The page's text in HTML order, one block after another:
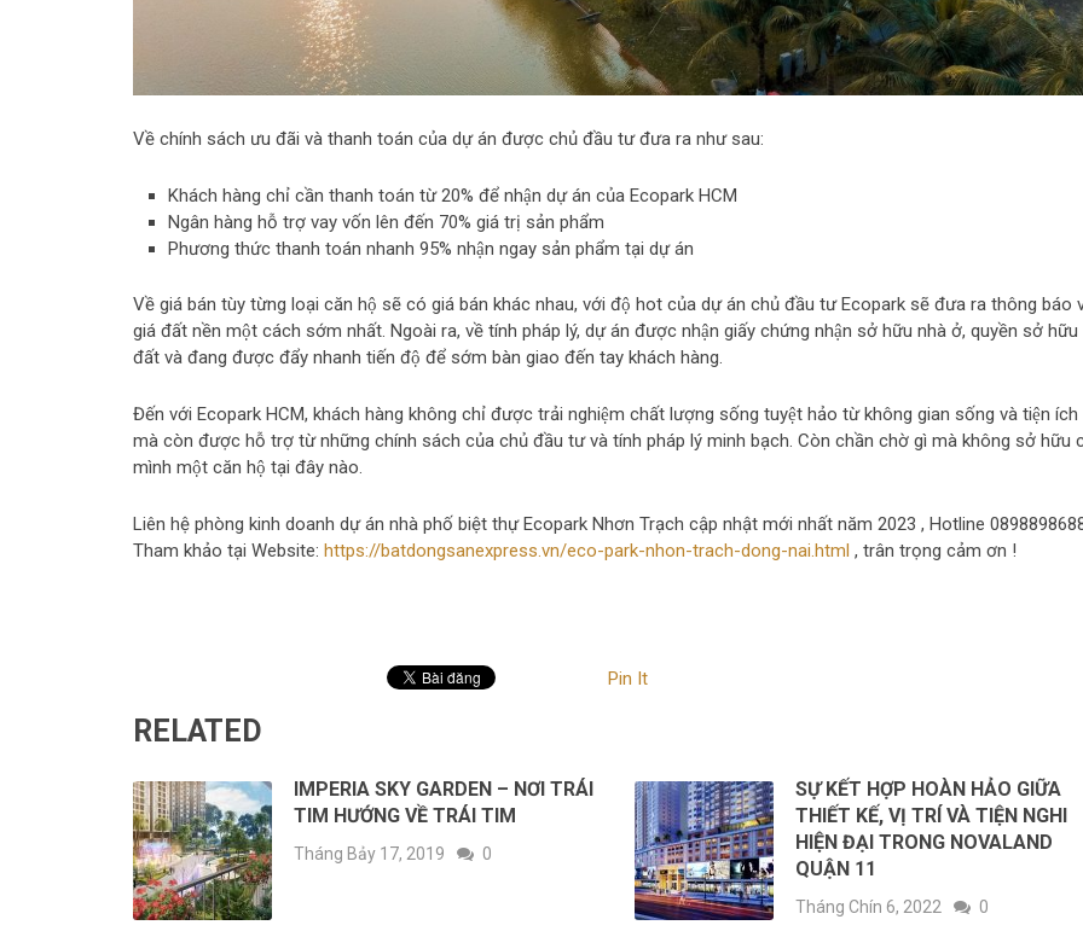
Về chính sách ưu đãi và thanh toán của dự án được chủ đầu tư đưa ra như sau:
Khách hàng chỉ cần thanh toán từ 20% để nhận dự án của Ecopark HCM
Ngân hàng hỗ trợ vay vốn lên đến 70% giá trị sản phẩm
Phương thức thanh toán nhanh 95% nhận ngay sản phẩm tại dự án
Về giá bán tùy từng loại căn hộ sẽ có giá bán khác nhau, với độ hot của dự án chủ đầu tư Ecopark sẽ đưa ra thông báo
giá đất nền một cách sớm nhất. Ngoài ra, về tính pháp lý, dự án được nhận giấy chứng nhận sở hữu nhà ở, quyền sở hữu
đất và đang được đẩy nhanh tiến độ để sớm bàn giao đến tay khách hàng.
Đến với Ecopark HCM, khách hàng không chỉ được trải nghiệm chất lượng sống tuyệt hảo từ không gian sống và tiện ích
mà còn được hỗ trợ từ những chính sách của chủ đầu tư và tính pháp lý minh bạch. Còn chần chờ gì mà không sở hữu
mình một căn hộ tại đây nào.
Liên hệ phòng kinh doanh dự án nhà phố biệt thự Ecopark Nhơn Trạch cập nhật mới nhất năm 2023 , Hotline
Tham khảo tại Website: https://batdongsanexpress.vn/eco-park-nhon-trach-dong-nai.html , trân trọng cảm ơn !
Pin It
RELATED
IMPERIA SKY GARDEN – NƠI TRÁI
TIM HƯỚNG VỀ TRÁI TIM
Tháng Bảy 17, 2019 0
SỰ KẾT HỢP HOÀN HẢO GIỮA
THIẾT KẾ, VỊ TRÍ VÀ TIỆN NGHI
HIỆN ĐẠI TRONG NOVALAND
QUẬN 11
Tháng Chín 6, 2022 0